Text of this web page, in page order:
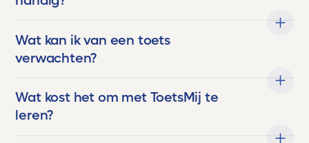
kracht die hen helpt groeien, bloeien en boven
zichzelf uitstijgen.
zeggen:
Dankjewel, Toetsmij. Jullie maken écht het
Wat kan ik van een toets
verwachten?
Wat kost het om met ToetsMij te
leren?